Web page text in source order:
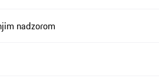
nadzorom